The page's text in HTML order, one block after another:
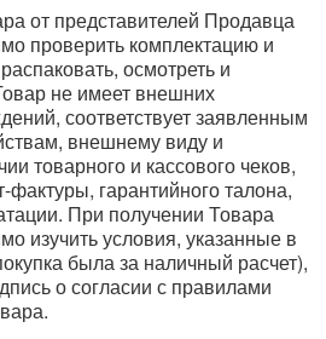
от представителей Продавца
проверить комплектацию и
осмотреть и
не имеет внешних
соответствует заявленным
внешнему виду и
товарного и кассового чеков,
фактуры, гарантийного талона,
При получении Товара
изучить условия, указанные в
была за наличный расчет),
о согласии с правилами